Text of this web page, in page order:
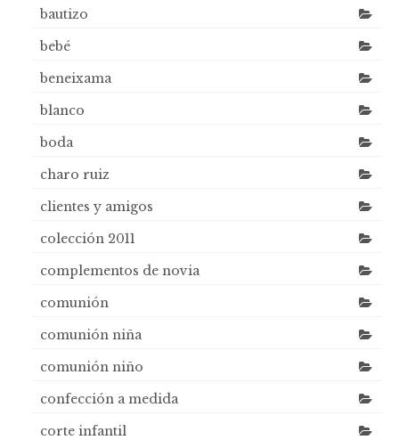
bautizo
bebé
beneixama
blanco
boda
charo ruiz
clientes y amigos
colección 2011
complementos de novia
comunión
comunión niña
comunión niño
confección a medida
corte infantil